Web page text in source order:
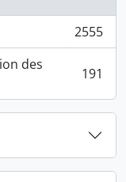
2555
des
191